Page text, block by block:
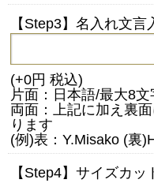
【Step3】名入れ文言
(+0円 税込)
片面：日本語/最大8
両面：上記に加え裏
ります
(例)表：Y.Misako (裏
【Step4】サイズカッ